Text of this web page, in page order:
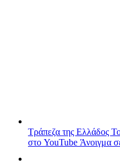
Τράπεζα της Ελλάδος
στο YouTube Άνοιγμα